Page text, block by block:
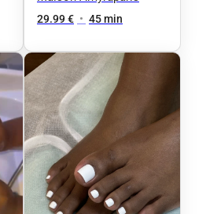
29.99 € • 45 min